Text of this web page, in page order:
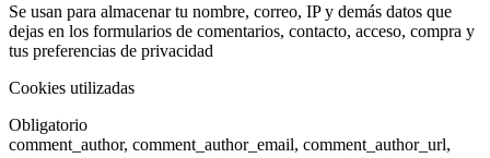
Se usan para almacenar tu nombre, correo, IP y demás datos que
dejas en los formularios de comentarios, contacto, acceso, compra y
tus preferencias de privacidad
Cookies utilizadas
Obligatorio
comment_author, comment_author_email, comment_author_url,